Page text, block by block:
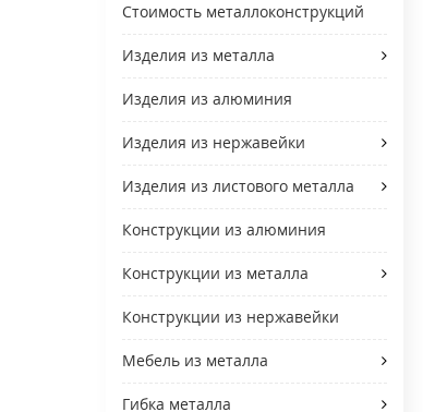
Стоимость металлоконструкций
Изделия из металла
Изделия из алюминия
Изделия из нержавейки
Изделия из листового металла
Конструкции из алюминия
Конструкции из металла
Конструкции из нержавейки
Мебель из металла
Гибка металла